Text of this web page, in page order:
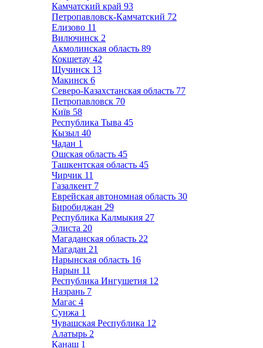
Камчатский край 93
Петропавловск-Камчатский 72
Елизово 11
Вилючинск 2
Акмолинская область 89
Кокшетау 42
Щучинск 13
Макинск 6
Северо-Казахстанская область 77
Петропавловск 70
Київ 58
Республика Тыва 45
Кызыл 40
Чадан 1
Ошская область 45
Ташкентская область 45
Чирчик 11
Газалкент 7
Еврейская автономная область 30
Биробиджан 29
Республика Калмыкия 27
Элиста 20
Магаданская область 22
Магадан 21
Нарынская область 16
Нарын 11
Республика Ингушетия 12
Назрань 7
Магас 4
Сунжа 1
Чувашская Республика 12
Алатырь 2
Канаш 1